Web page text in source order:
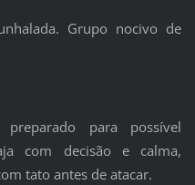
Grupo nocivo de
para possível
com decisão e calma,
tato antes de atacar.